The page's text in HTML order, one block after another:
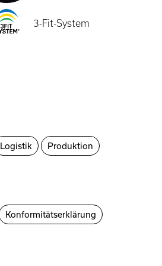
3-Fit-System
Logistik Produktion
Konformitätserklärung